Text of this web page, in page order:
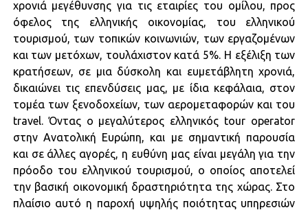
χρονιά μεγέθυνσης για τις εταιρίες του ομίλου, προς
όφελος της ελληνικής οικονομίας, του ελληνικού
τουρισμού, των τοπικών κοινωνιών, των εργαζομένων
και των μετόχων, τουλάχιστον κατά 5%. Η εξέλιξη των
κρατήσεων, σε μια δύσκολη και ευμετάβλητη χρονιά,
δικαιώνει τις επενδύσεις μας, με ίδια κεφάλαια, στον
τομέα των ξενοδοχείων, των αερομεταφορών και του
travel. Όντας ο μεγαλύτερος ελληνικός tour operator
στην Ανατολική Ευρώπη, και με σημαντική παρουσία
και σε άλλες αγορές, η ευθύνη μας είναι μεγάλη για την
πρόοδο του ελληνικού τουρισμού, ο οποίος αποτελεί
την βασική οικονομική δραστηριότητα της χώρας. Στο
πλαίσιο αυτό η παροχή υψηλής ποιότητας υπηρεσιών